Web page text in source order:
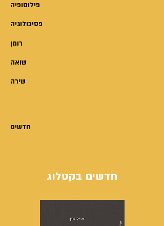
פילוסופיה
פסיכולוגיה
רומן
שואה
שירה
חדשים
חדשים בקטלוג